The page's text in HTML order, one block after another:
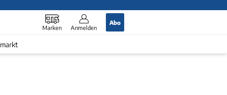
Marken Anmelden
Abo